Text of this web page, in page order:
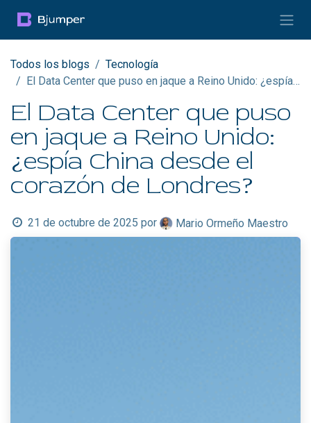
Todos los blogs
Tecnología
El Data Center que puso en jaque a Reino Unido: ¿espía China desde el corazón de Londres?
El Data Center que puso
en jaque a Reino Unido:
¿espía China desde el
corazón de Londres?
21 de octubre de 2025 por Mario Ormeño Maestro